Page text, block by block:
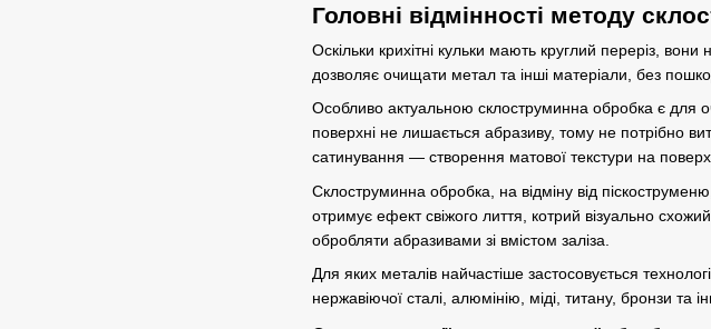
Головні відмінності методу
Оскільки крихітні кульки мають круглий переріз,
дозволяє очищати метал та інші матеріали, без
Особливо актуальною склоструминна обробка є для
поверхні не лишається абразиву, тому не потрібно
сатинування — створення матової текстури на
Склоструминна обробка, на відміну від піскоструменю
отримує ефект свіжого лиття, котрий візуально
обробляти абразивами зі вмістом заліза.
Для яких металів найчастіше застосовується
нержавіючої сталі алюмінію , міді, титану, бронзи та